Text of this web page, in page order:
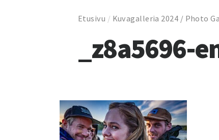
Etusivu / Kuvagalleria 2024 / Photo
_z8a5696-